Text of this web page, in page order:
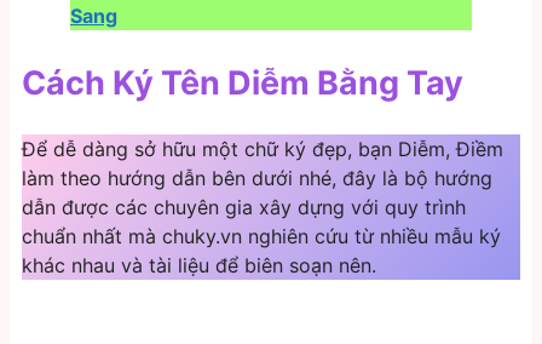
Sang
Cách Ký Tên Diễm Bằng Tay
Để dễ dàng sở hữu một chữ ký đẹp, bạn Diễm, Điềm
làm theo hướng dẫn bên dưới nhé, đây là bộ hướng
dẫn được các chuyên gia xây dựng với quy trình
chuẩn nhất mà chuky.vn nghiên cứu từ nhiều mẫu ký
khác nhau và tài liệu để biên soạn nên.